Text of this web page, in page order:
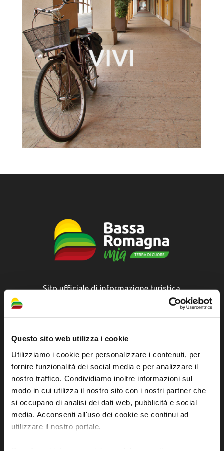
Questo sito web utilizza i cookie
Utilizziamo i cookie per personalizzare i contenuti, per
fornire funzionalità dei social media e per analizzare il
nostro traffico. Condividiamo inoltre informazioni sul
modo in cui utilizza il nostro sito con i nostri partner che
si occupano di analisi dei dati web, pubblicità e social
media. Acconsenti all'uso dei cookie se continui ad
utilizzare il nostro portale.
Sito ufficiale di informazione turistica
dell'Unione dei Comuni della Bassa Romagna
48012 Bagnacavallo (RA)
Tel. +39 0545 280898
turismo@unione.labassaromagna.it
P.E.C. pg.unione.labassaromagna.it@legalmail.it